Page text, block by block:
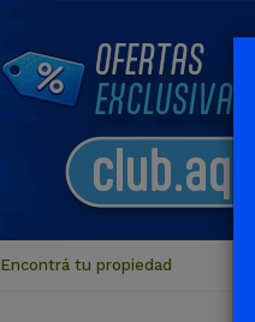
Encontrá tu propiedad